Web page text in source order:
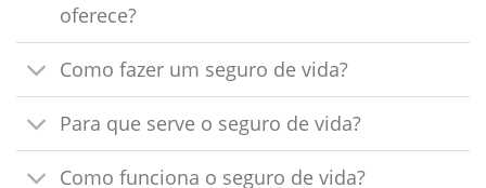
oferece?
Como fazer um seguro de vida?
Para que serve o seguro de vida?
Como funciona o seguro de vida?